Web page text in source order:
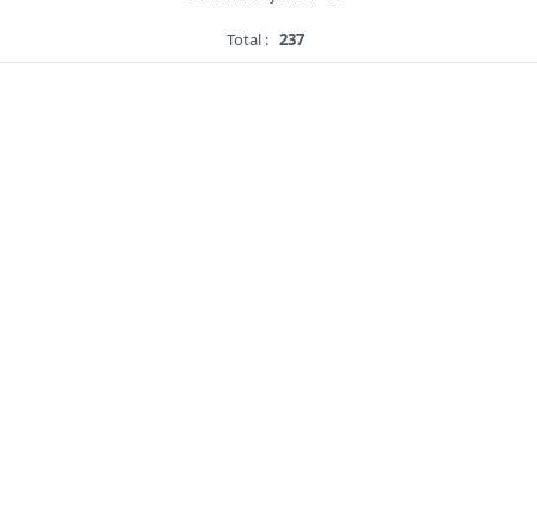
Total : 237